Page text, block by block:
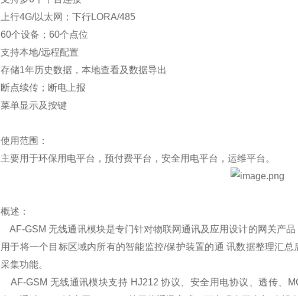
上行4G/以太网；下行LORA/485
60个设备；60个点位
支持本地/远程配置
存储1年历史数据，本地查看及数据导出
断点续传；断电上报
菜单显示及按键
使用范围：
主要用于环保用电平台，预付费平台，安全用电平台，运维平台。
概述：
AF-GSM 无线通讯模块是专门针对物联网通讯及应用设计的网关产
用于将一个目标区域内所有的智能监控/保护装置的通讯数据整理汇总
采集功能。
AF-GSM 无线通讯模块支持 HJ212 协议、安全用电协议、透传、